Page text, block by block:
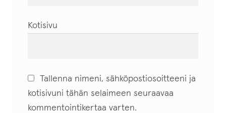
Kotisivu
Tallenna nimeni, sähköpostiosoitteeni ja
kotisivuni tähän selaimeen seuraavaa
kommentointikertaa varten.